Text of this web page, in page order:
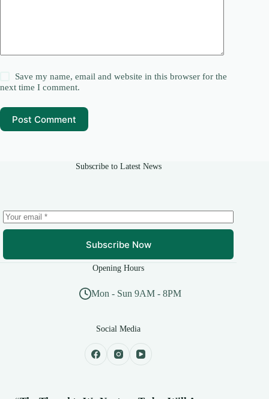
Save my name, email and website in this browser for the
next time I comment.
Post Comment
Subscribe to Latest News
Subscribe Now
Opening Hours
Mon - Sun 9AM - 8PM
Social Media